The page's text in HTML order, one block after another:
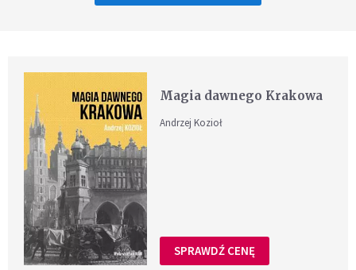
Magia dawnego Krakowa
Andrzej Kozioł
SPRAWDŹ CENĘ